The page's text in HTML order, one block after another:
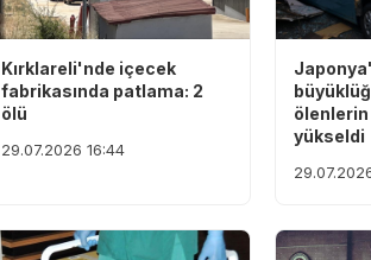
Kırklareli'nde içecek
fabrikasında patlama: 2
ölü
29.07.2026 16:44
ölenlerin
yükseldi